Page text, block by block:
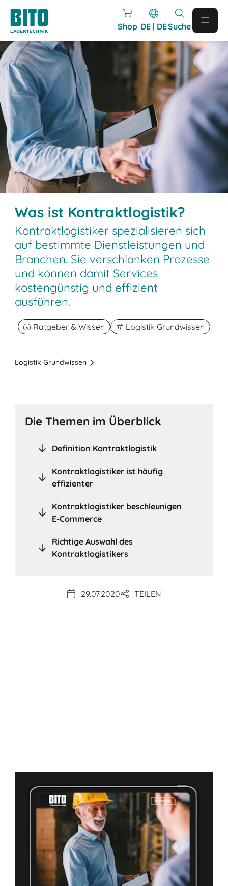
Shop DE | DESuche
Was ist Kontraktlogistik?
Kontraktlogistiker spezialisieren sich
auf bestimmte Dienstleistungen und
Branchen. Sie verschlanken Prozesse
und können damit Services
kostengünstig und effizient
ausführen.
Ratgeber & Wissen Logistik Grundwissen
Logistik Grundwissen
Die Themen im Überblick
Definition Kontraktlogistik
Kontraktlogistiker ist häufig
effizienter
Kontraktlogistiker beschleunigen
E-Commerce
Richtige Auswahl des
Kontraktlogistikers
29.07.2020 TEILEN